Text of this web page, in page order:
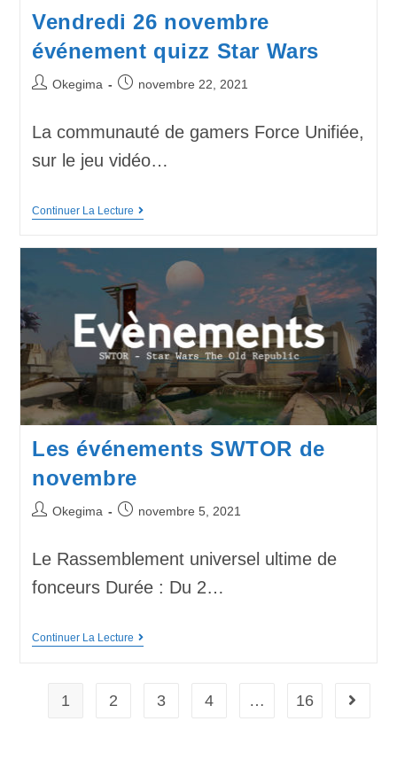
Vendredi 26 novembre
événement quizz Star Wars
Okegima novembre 22, 2021
La communauté de gamers Force Unifiée,
sur le jeu vidéo…
Continuer La Lecture
Les événements SWTOR de
novembre
Okegima novembre 5, 2021
Le Rassemblement universel ultime de
fonceurs Durée : Du 2…
Continuer La Lecture
1 2 3 4 … 16